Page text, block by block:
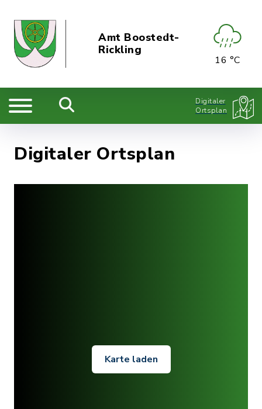
Amt Boostedt-
Rickling
16 °C
Digitaler
Ortsplan
Digitaler Ortsplan
Karte laden